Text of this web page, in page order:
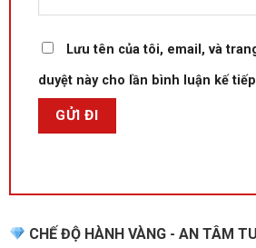
Lưu tên của tôi, email, và
duyệt này cho lần bình luận kế
CHẾ ĐỘ HÀNH VÀNG - AN TÂM